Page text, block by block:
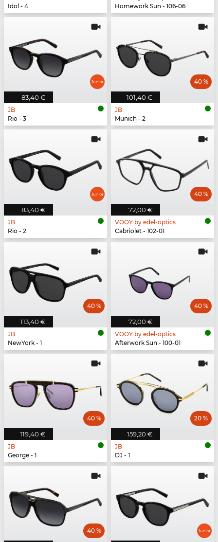
Idol - 4
Homework Sun - 106-06
83,40 €
JB
Rio - 3
101,40 €
40 %
JB
Munich - 2
83,40 €
JB
Rio - 2
72,00 €
40 %
VOOY by edel-optics
Cabriolet - 102-01
113,40 €
40 %
JB
NewYork - 1
72,00 €
40 %
VOOY by edel-optics
Afterwork Sun - 100-01
119,40 €
40 %
JB
George - 1
159,20 €
20 %
JB
DJ - 1
40 %